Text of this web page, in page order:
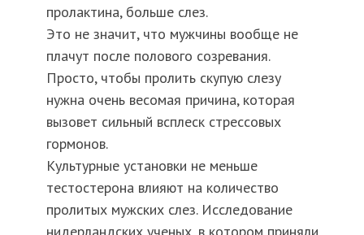
пролактина, больше слез.
Это не значит, что мужчины вообще не
плачут после полового созревания.
Просто, чтобы пролить скупую слезу
нужна очень весомая причина, которая
вызовет сильный всплеск стрессовых
гормонов.
Культурные установки не меньше
тестостерона влияют на количество
пролитых мужских слез. Исследование